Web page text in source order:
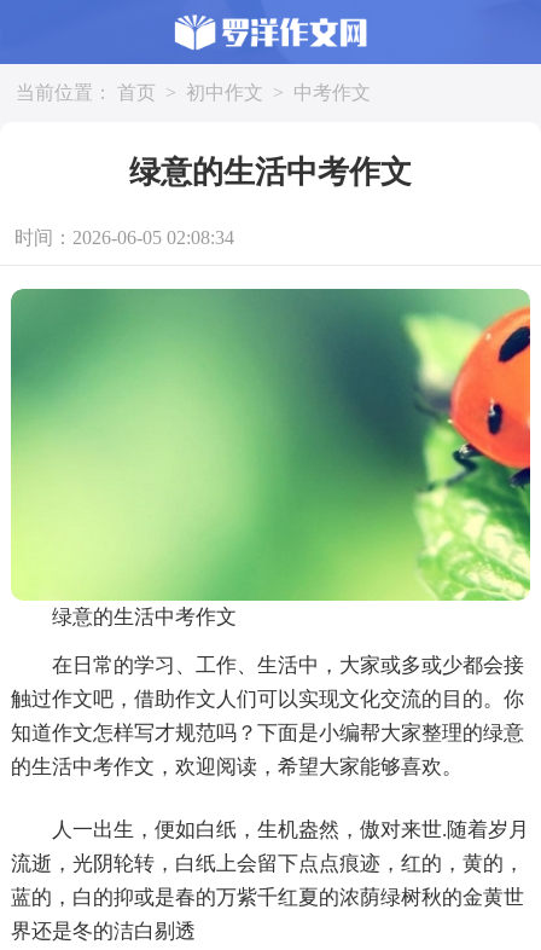
当前位置： 首页 > 初中作文 > 中考作文
绿意的生活中考作文
时间：2026-06-05 02:08:34
绿意的生活中考作文
在日常的学习、工作、生活中，大家或多或少都会接
触过作文吧，借助作文人们可以实现文化交流的目的。你
知道作文怎样写才规范吗？下面是小编帮大家整理的绿意
的生活中考作文，欢迎阅读，希望大家能够喜欢。
人一出生，便如白纸，生机盎然，傲对来世.随着岁月
流逝，光阴轮转，白纸上会留下点点痕迹，红的，黄的，
蓝的，白的抑或是春的万紫千红夏的浓荫绿树秋的金黄世
界还是冬的洁白剔透